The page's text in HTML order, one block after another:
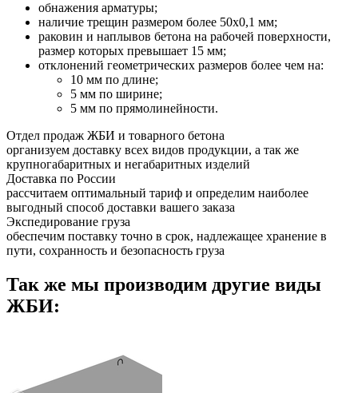
обнажения арматуры;
наличие трещин размером более 50х0,1 мм;
раковин и наплывов бетона на рабочей поверхности,
размер которых превышает 15 мм;
отклонений геометрических размеров более чем на:
10 мм по длине;
5 мм по ширине;
5 мм по прямолинейности.
Отдел продаж ЖБИ и товарного бетона
организуем доставку всех видов продукции, а так же
крупногабаритных и негабаритных изделий
Доставка по России
рассчитаем оптимальный тариф и определим наиболее
выгодный способ доставки вашего заказа
Экспедирование груза
обеспечим поставку точно в срок, надлежащее хранение в
пути, сохранность и безопасность груза
Так же мы производим другие виды
ЖБИ: